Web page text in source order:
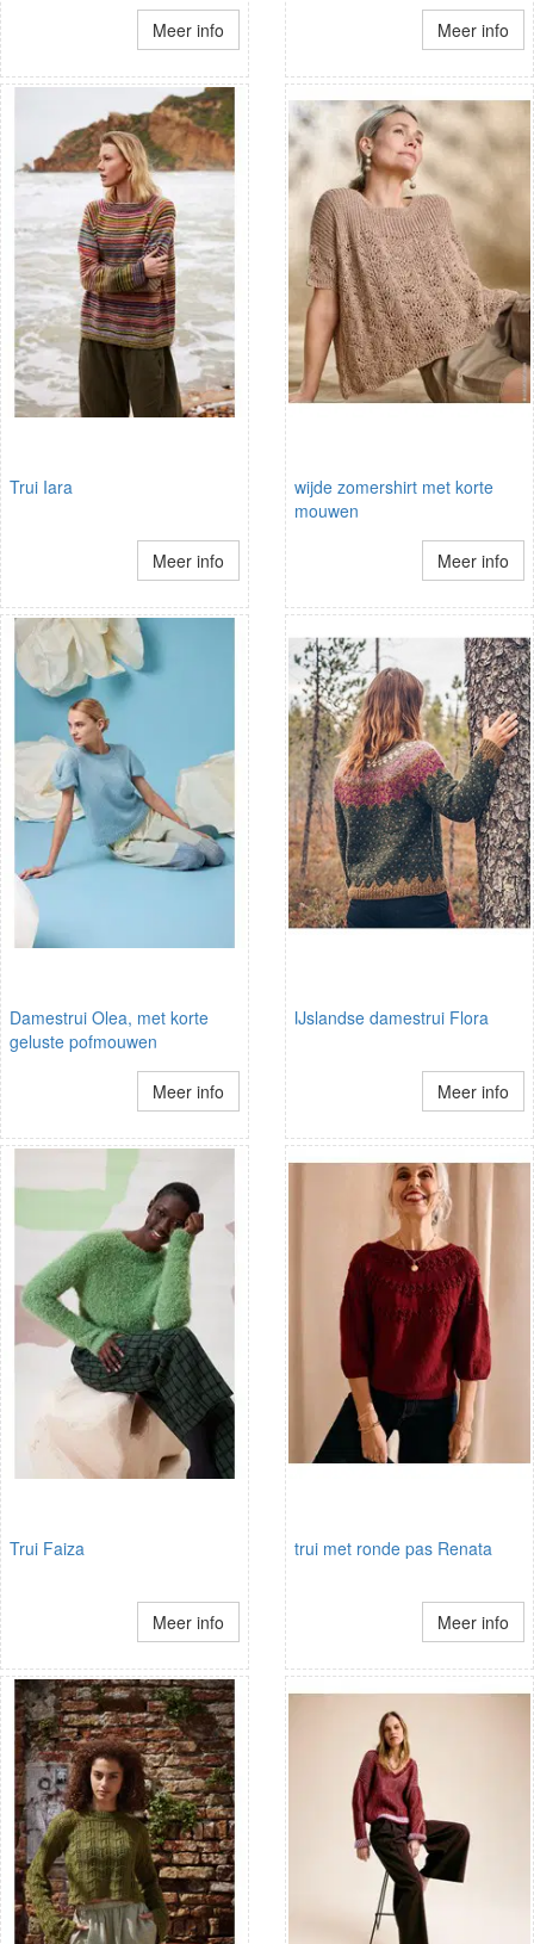
Meer info Meer info
Trui Iara
Meer info
wijde zomershirt met korte
mouwen
Meer info
Damestrui Olea, met korte
geluste pofmouwen
Meer info
IJslandse damestrui Flora
Meer info
Trui Faiza
Meer info
trui met ronde pas Renata
Meer info